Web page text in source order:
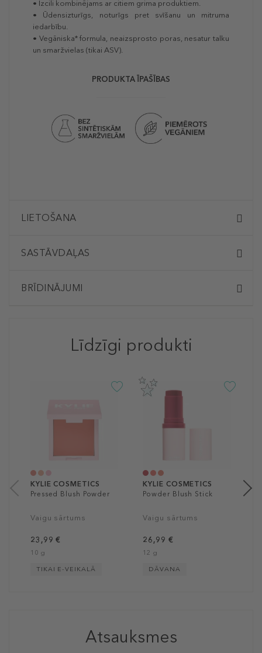
• Izcili kombinējams ar citiem grima produktiem.
• Ūdensizturīgs, noturīgs pret svīšanu un mitruma
iedarbību.
• Vegāniska* formula, neaizsprosto poras, nesatur talku
un smaržvielas (tikai ASV).
PRODUKTA ĪPAŠĪBAS
LIETOŠANA
SASTĀVDAĻAS
BRĪDINĀJUMI
Līdzīgi produkti
KYLIE COSMETICS
Pressed Blush Powder
Vaigu sārtums
23,99 €
10 g
TIKAI E-VEIKALĀ
KYLIE COSMETICS
Powder Blush Stick
Vaigu sārtums
26,99 €
12 g
DĀVANA
Atsauksmes